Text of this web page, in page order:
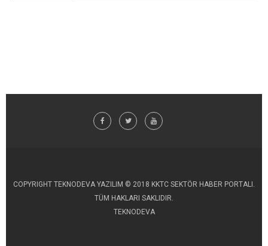
COPYRIGHT TEKNODEVA YAZILIM © 2018 KKTC SEKTÖR HABER PORTALI.
TÜM HAKLARI SAKLIDIR.
TEKNODEVA